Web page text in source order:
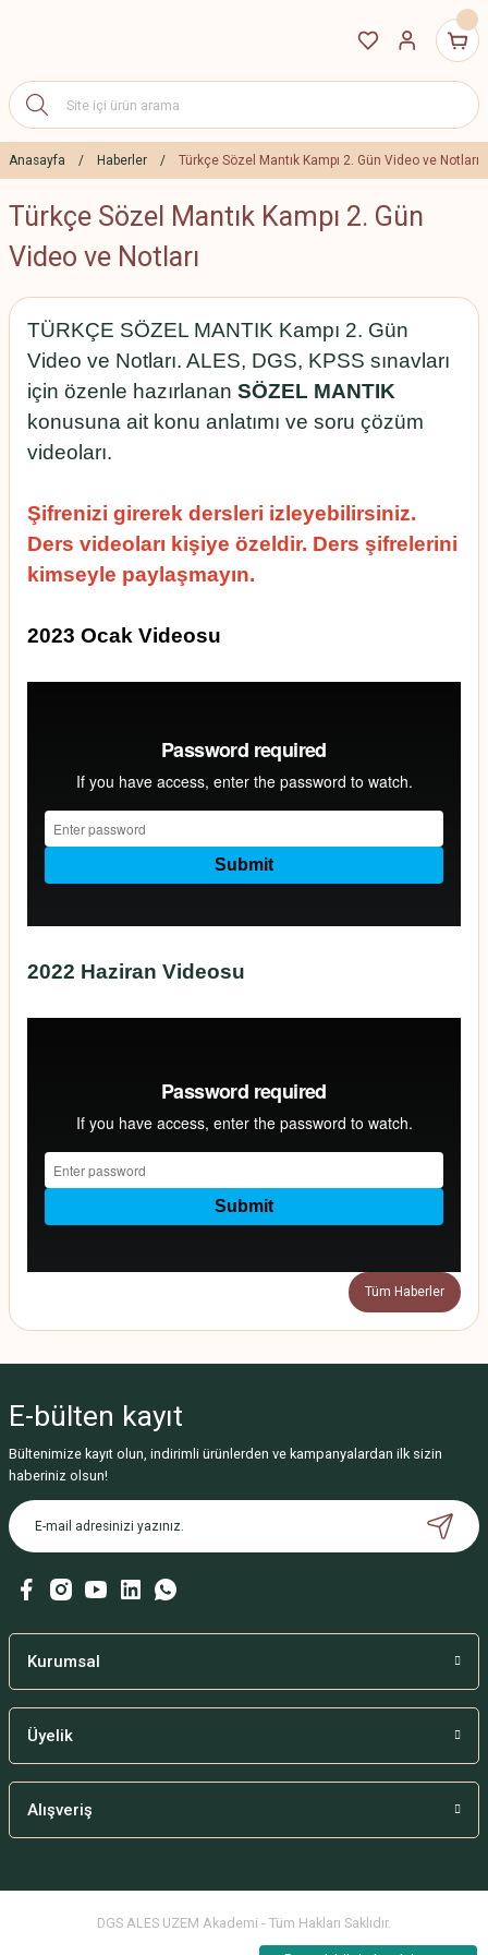
Anasayfa Haberler Türkçe Sözel Mantık Kampı 2. Gün Video ve Notları
Türkçe Sözel Mantık Kampı 2. Gün
Video ve Notları
TÜRKÇE SÖZEL MANTIK Kampı 2. Gün
Video ve Notları. ALES, DGS, KPSS sınavları
için özenle hazırlanan SÖZEL MANTIK
konusuna ait konu anlatımı ve soru çözüm
videoları.
Şifrenizi girerek dersleri izleyebilirsiniz.
Ders videoları kişiye özeldir. Ders şifrelerini
kimseyle paylaşmayın.
2023 Ocak Videosu
2022 Haziran Videosu
Tüm Haberler
E-bülten kayıt
Bültenimize kayıt olun, indirimli ürünlerden ve kampanyalardan ilk sizin
haberiniz olsun!
Kurumsal
Üyelik
Alışveriş
DGS ALES UZEM Akademi - Tüm Hakları Saklıdır.